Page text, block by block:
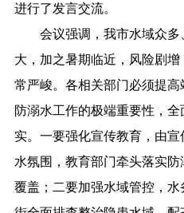
进行了发言交流。
会议强调，我市水域众
大，加之暑期临近，风险剧
常严峻。各相关部门必须提
防溺水工作的极端重要性，
实。一要强化宣传教育，由
水氛围，教育部门牵头落实
覆盖；二要加强水域管控，